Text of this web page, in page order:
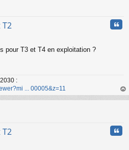
T2
pour T3 et T4 en exploitation ?
:
... 00005&z=11
au
T2